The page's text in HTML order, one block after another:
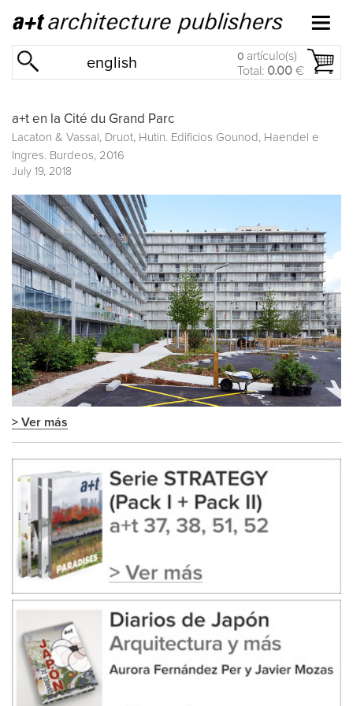
english 0 artículo(s)
Total: 0.00 €
a+t en la Cité du Grand Parc
Lacaton & Vassal, Druot, Hutin. Edificios Gounod, Haendel e
Ingres. Burdeos, 2016
July 19, 2018
> Ver más